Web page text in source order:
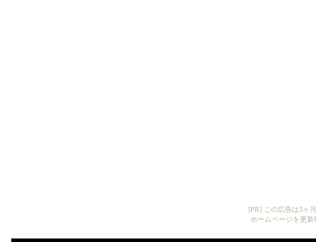
[PR] この広告は3ヶ
ホームページを更